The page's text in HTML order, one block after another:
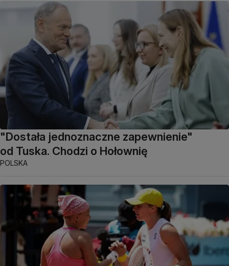
"Dostała jednoznaczne zapewnienie"
od Tuska. Chodzi o Hołownię
POLSKA